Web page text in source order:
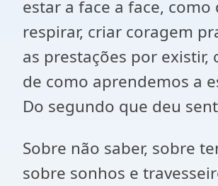
estar a face a face,
respirar, criar coragem
as prestações por
de como aprendemos a
Do segundo que deu
Sobre não saber, sobre
sobre sonhos e